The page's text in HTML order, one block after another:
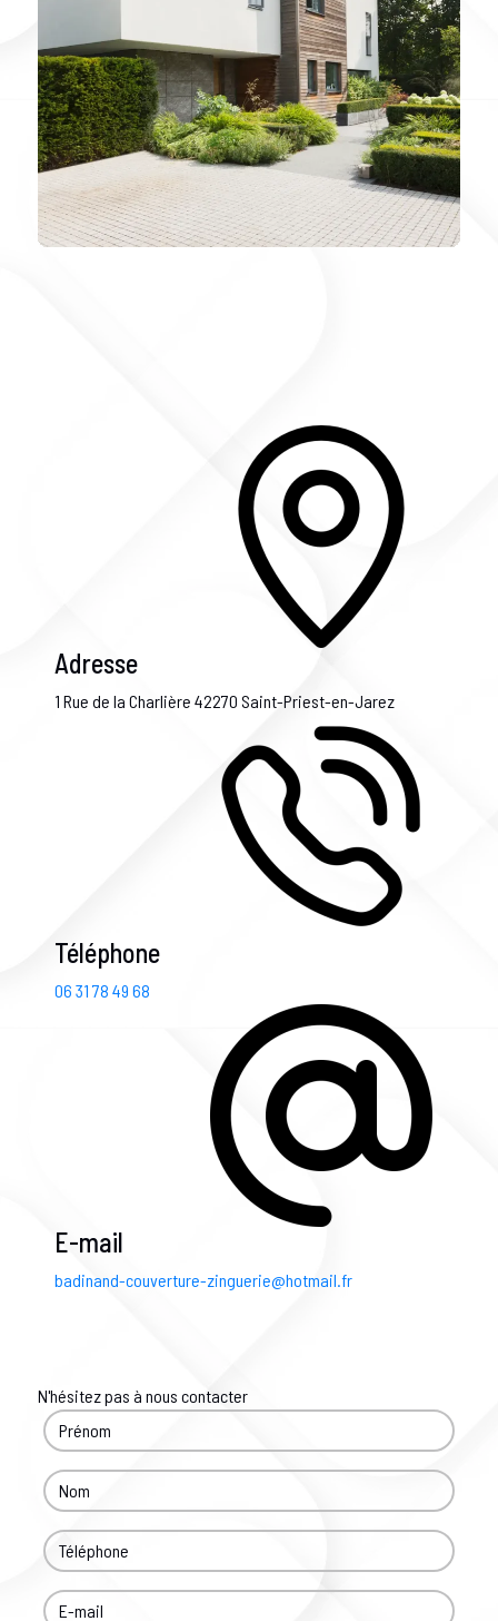
Adresse
1 Rue de la Charlière 42270 Saint-Priest-en-Jarez
Téléphone
06 31 78 49 68
E-mail
badinand-couverture-zinguerie@hotmail.fr
N'hésitez pas à nous contacter